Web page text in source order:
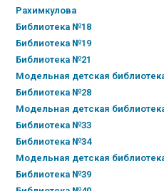
Рахимкулова
Библиотека №18
Библиотека №19
Библиотека №21
Модельная детская
Библиотека №28
Модельная детская
Библиотека №33
Библиотека №34
Модельная детская
Библиотека №39